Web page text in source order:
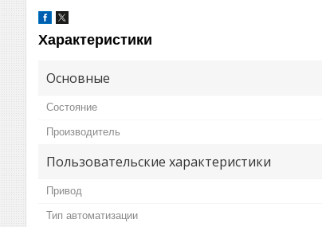
Характеристики
Основные
Состояние
Производитель
Пользовательские характеристики
Привод
Тип автоматизации